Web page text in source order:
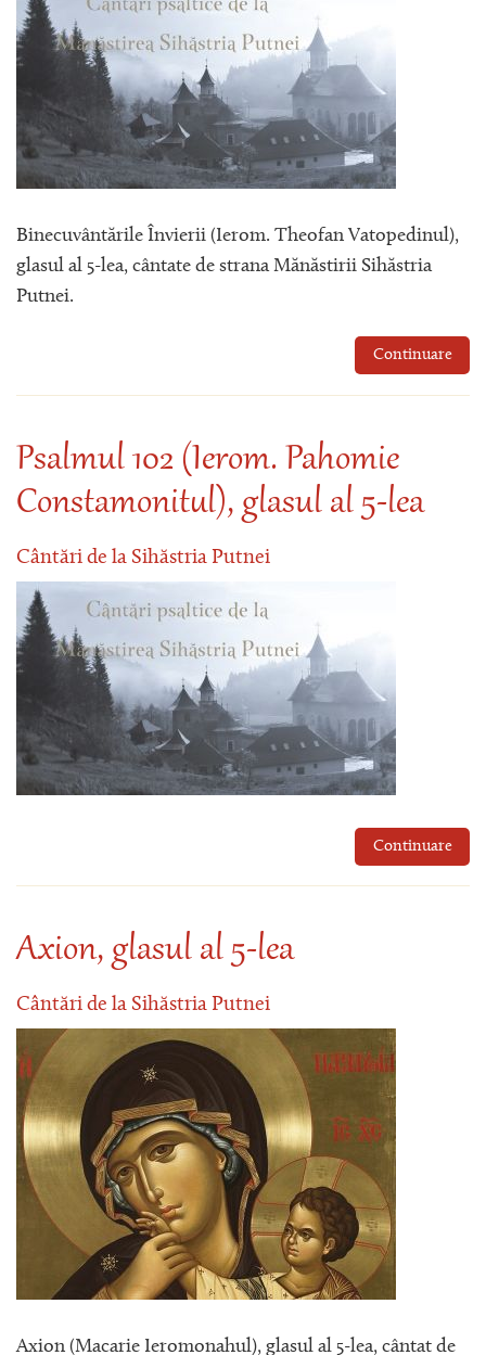
Binecuvântările Învierii (Ierom. Theofan Vatopedinul),
glasul al 5-lea, cântate de strana Mănăstirii Sihăstria
Putnei.
Continuare
Psalmul 102 (Ierom. Pahomie
Constamonitul), glasul al 5-lea
Cântări de la Sihăstria Putnei
Continuare
Axion, glasul al 5-lea
Cântări de la Sihăstria Putnei
Axion (Macarie Ieromonahul), glasul al 5-lea, cântat de